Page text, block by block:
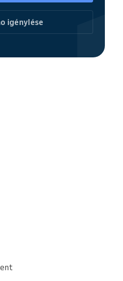
saját weboldalán
A QR-kód kiválóan
hirdetésekhez,
is. Ez egyszerűbbé és
igénylése